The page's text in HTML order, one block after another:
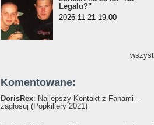
Legalu?"
2026-11-21 19:00
Komentowane:
DorisRex: Najlepszy Kontakt z Fanami -
zagłosuj (Popkillery 2021)